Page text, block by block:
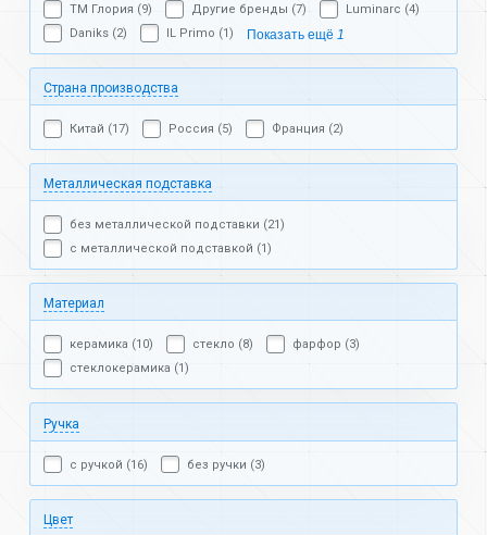
ТМ Глория (9) Другие бренды (7)
Luminarc (4)
Daniks (2)
IL Primo (1) Показать ещё 1
Страна производства
Китай (17) Россия (5) Франция (2)
Металлическая подставка
без металлической подставки (21)
с металлической подставкой (1)
Материал
керамика (10) стекло (8)
фарфор (3)
стеклокерамика (1)
Ручка
с ручкой (16) без ручки (3)
Цвет